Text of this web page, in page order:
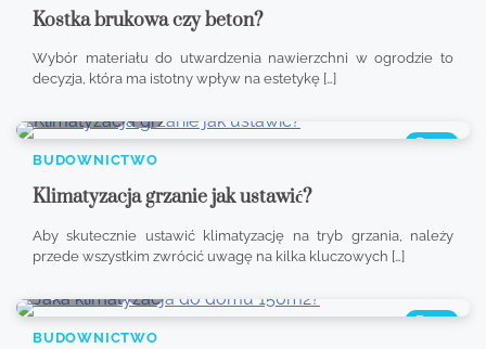
Kostka brukowa czy beton?
Wybór materiału do utwardzenia nawierzchni w ogrodzie to
decyzja, która ma istotny wpływ na estetykę […]
336
BUDOWNICTWO
Klimatyzacja grzanie jak ustawić?
Aby skutecznie ustawić klimatyzację na tryb grzania, należy
przede wszystkim zwrócić uwagę na kilka kluczowych […]
336
BUDOWNICTWO